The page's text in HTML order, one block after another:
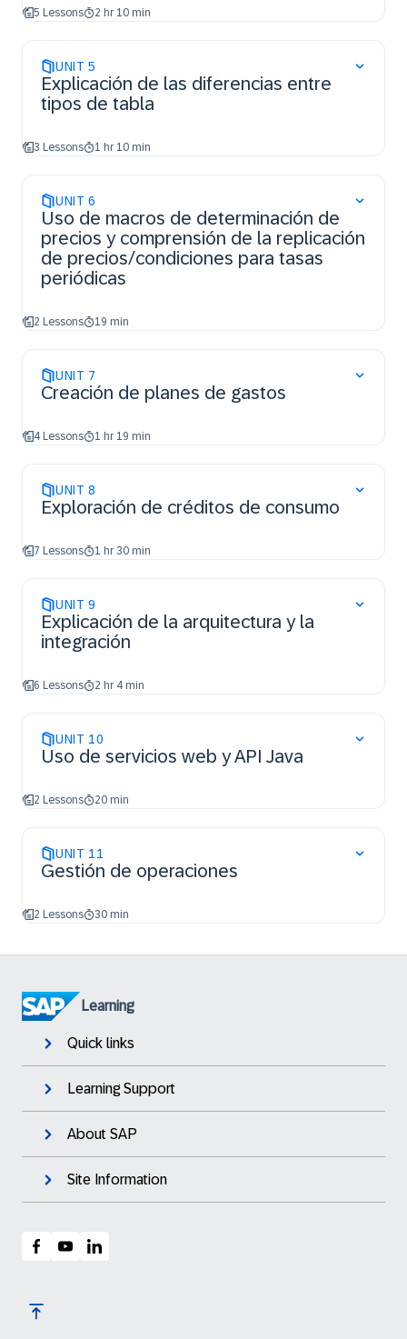
5 Lessons 2 hr 10 min
UNIT 5
Explicación de las diferencias entre
tipos de tabla
3 Lessons 1 hr 10 min
UNIT 6
Uso de macros de determinación de
precios y comprensión de la replicación
de precios/condiciones para tasas
periódicas
2 Lessons 19 min
UNIT 7
Creación de planes de gastos
4 Lessons 1 hr 19 min
UNIT 8
Exploración de créditos de consumo
7 Lessons 1 hr 30 min
UNIT 9
Explicación de la arquitectura y la
integración
6 Lessons 2 hr 4 min
UNIT 10
Uso de servicios web y API Java
2 Lessons 20 min
UNIT 11
Gestión de operaciones
2 Lessons 30 min
Learning
Quick links
Learning Support
About SAP
Site Information